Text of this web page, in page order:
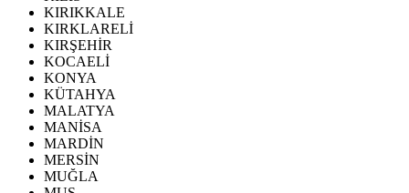
KIRIKKALE
KIRKLARELİ
KIRŞEHİR
KOCAELİ
KONYA
KÜTAHYA
MALATYA
MANİSA
MARDİN
MERSİN
MUĞLA